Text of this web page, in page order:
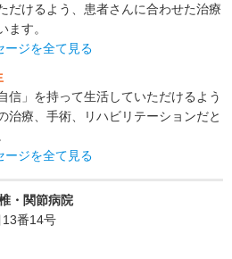
だけるよう、患者さんに合わせた治療
ます。
ージを全て見る
信」を持って生活していただけるよう
治療、手術、リハビリテーションだと
ージを全て見る
・関節病院
番14号